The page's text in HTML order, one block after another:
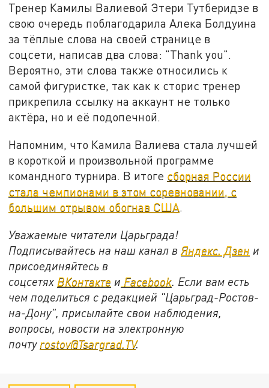
Тренер Камилы Валиевой Этери Тутберидзе в
свою очередь поблагодарила Алека Болдуина
за тёплые слова на своей странице в
соцсети, написав два слова: "Thank you".
Вероятно, эти слова также относились к
самой фигуристке, так как к сторис тренер
прикрепила ссылку на аккаунт не только
актёра, но и её подопечной.
Напомним, что Камила Валиева стала лучшей
в короткой и произвольной программе
командного турнира. В итоге сборная России
стала чемпионами в этом соревновании, с
большим отрывом обогнав США.
Уважаемые читатели Царьграда!
Подписывайтесь на наш канал в Яндекс. Дзен и
присоединяйтесь в
соцсетях ВКонтакте и Facebook . Если вам есть
чем поделиться с редакцией "Царьград-Ростов-
на-Дону", присылайте свои наблюдения,
вопросы, новости на электронную
почту rostov@Tsargrad.ТV.